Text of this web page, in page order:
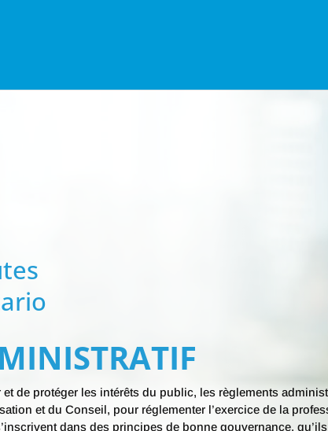
et de protéger les intérêts du public, les règlements
et du Conseil, pour réglementer l’exercice de la
dans des principes de bonne gouvernance,